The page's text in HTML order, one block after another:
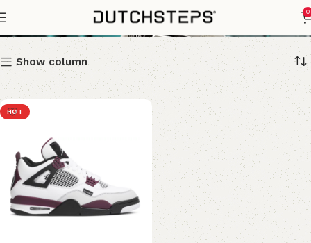
0
Paris Saint Germain
Show column
HOT